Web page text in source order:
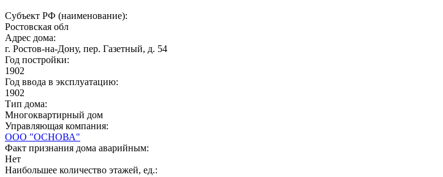
Субъект РФ (наименование):
Ростовская обл
Адрес дома:
г. Ростов-на-Дону, пер. Газетный, д. 54
Год постройки:
1902
Год ввода в эксплуатацию:
1902
Тип дома:
Многоквартирный дом
Управляющая компания:
ООО "ОСНОВА"
Факт признания дома аварийным:
Нет
Наибольшее количество этажей, ед.: